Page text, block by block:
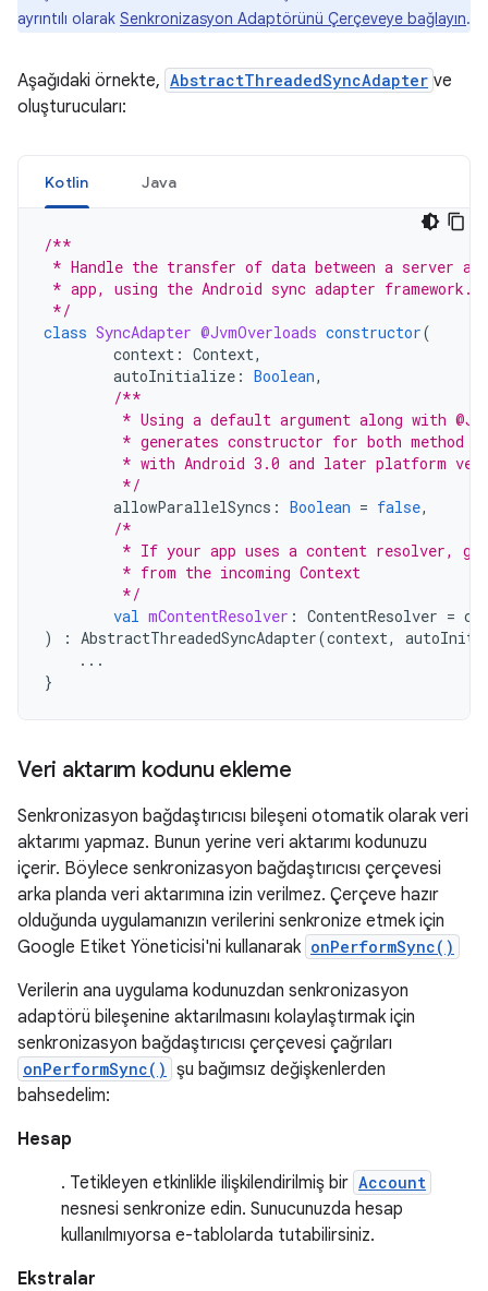
ayrıntılı olarak Senkronizasyon Adaptörünü Çerçeveye bağlayın.
Aşağıdaki örnekte, AbstractThreadedSyncAdapter ve
oluşturucuları:
Kotlin Java
/**
* Handle the transfer of data between a server
* app, using the Android sync adapter framework.
*/
class SyncAdapter @JvmOverloads constructor(
context : Context,
autoInitialize : Boolean,
/**
* Using a default argument along with
* generates constructor for both method
* with Android 3.0 and later platform
         */
allowParallelSyncs : Boolean = false,
/*
* If your app uses a content resolver,
         * from the incoming Context
         */
val mContentResolver : ContentResolver =
)
: AbstractThreadedSyncAdapter(context,
...
}
Veri aktarım kodunu ekleme
Senkronizasyon bağdaştırıcısı bileşeni otomatik olarak veri
aktarımı yapmaz. Bunun yerine veri aktarımı kodunuzu
içerir. Böylece senkronizasyon bağdaştırıcısı çerçevesi
arka planda veri aktarımına izin verilmez. Çerçeve hazır
olduğunda uygulamanızın verilerini senkronize etmek için
Google Etiket Yöneticisi'ni kullanarak onPerformSync()
Verilerin ana uygulama kodunuzdan senkronizasyon
adaptörü bileşenine aktarılmasını kolaylaştırmak için
senkronizasyon bağdaştırıcısı çerçevesi çağrıları
onPerformSync() şu bağımsız değişkenlerden
bahsedelim:
Hesap
. Tetikleyen etkinlikle ilişkilendirilmiş bir Account
nesnesi senkronize edin. Sunucunuzda hesap
kullanılmıyorsa e-tablolarda tutabilirsiniz.
Ekstralar